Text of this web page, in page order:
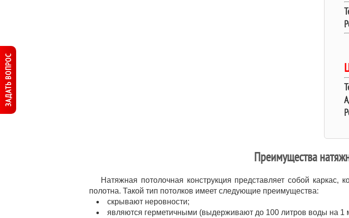
Преимущества
Натяжная потолочная конструкция представляет собой
полотна. Такой тип потолков имеет следующие преимущества:
скрывают неровности;
являются герметичными (выдерживают до 100 литров воды на 1
ЗАДАТЬ ВОПРОС